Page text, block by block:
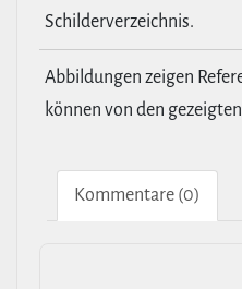
Schilderverzeichnis.
Abbildungen zeigen
können von den
Kom­men­tare (0)